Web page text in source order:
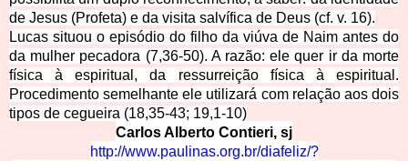
de Jesus (Profeta) e da visita salvífica de Deus (cf. v. 16).
Lucas situou o episódio do filho da viúva de Naim antes do
da mulher pecadora (7,36-50). A razão: ele quer ir da morte
física à espiritual, da ressurreição física à espiritual.
Procedimento semelhante ele utilizará com relação aos dois
tipos de cegueira (18,35-43; 19,1-10)
Carlos Alberto Contieri, sj
http://www.paulinas.org.br/diafeliz/?